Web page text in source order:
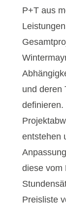
P+T aus
und deren
entstehen
diese vom
Preisliste